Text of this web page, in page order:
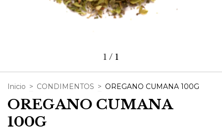
1 / 1
Inicio > CONDIMENTOS > OREGANO CUMANA 100G
OREGANO CUMANA
100G